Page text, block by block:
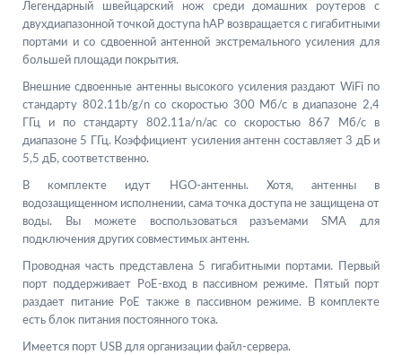
Легендарный швейцарский нож среди домашних роутеров с
двухдиапазонной точкой доступа hAP возвращается с гигабитными
портами и со сдвоенной антенной экстремального усиления для
большей площади покрытия.
Внешние сдвоенные антенны высокого усиления раздают WiFi по
стандарту 802.11b/g/n со скоростью 300 Мб/с в диапазоне 2,4
ГГц и по стандарту 802.11a/n/ac со скоростью 867 Мб/с в
диапазоне 5 ГГц. Коэффициент усиления антенн составляет 3 дБ и
5,5 дБ, соответственно.
В комплекте идут HGO-антенны. Хотя, антенны в
водозащищенном исполнении, сама точка доступа не защищена от
воды. Вы можете воспользоваться разъемами SMA для
подключения других совместимых антенн.
Проводная часть представлена 5 гигабитными портами. Первый
порт поддерживает PoE-вход в пассивном режиме. Пятый порт
раздает питание PoE также в пассивном режиме. В комплекте
есть блок питания постоянного тока.
Имеется порт USB для организации файл-сервера.